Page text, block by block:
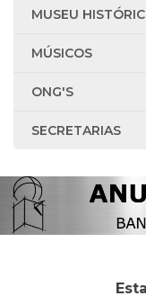
MUSEU
MÚSICOS
ONG'S
SECRETARIAS